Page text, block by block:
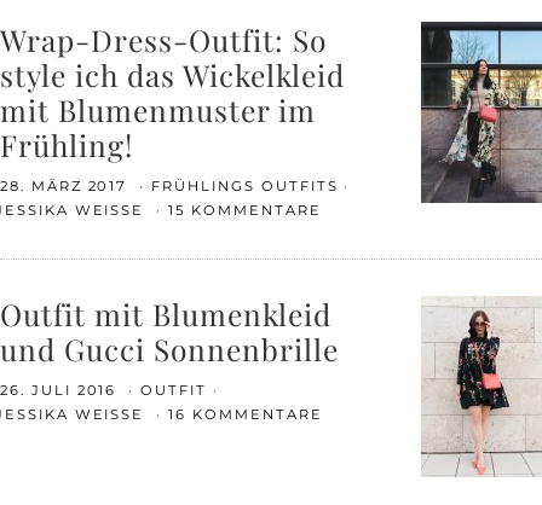
Wrap-Dress-Outfit: So
style ich das Wickelkleid
mit Blumenmuster im
Frühling!
28. MÄRZ 2017
FRÜHLINGS OUTFITS
WEISSE
15 KOMMENTARE
Outfit mit Blumenkleid
und Gucci Sonnenbrille
26. JULI 2016
OUTFIT
WEISSE
16 KOMMENTARE